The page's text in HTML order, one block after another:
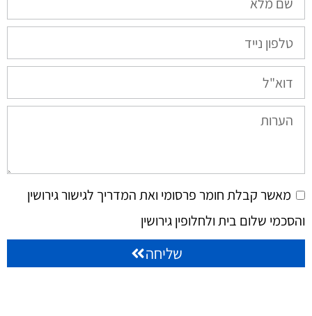
מאשר קבלת חומר פרסומי ואת המדריך לגישור גירושין
והסכמי שלום בית ולחלופין גירושין
שליחה